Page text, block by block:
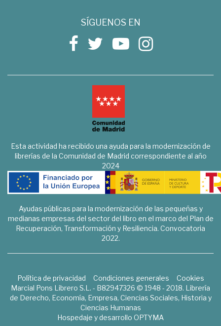
SÍGUENOS EN
Esta actividad ha recibido una ayuda para la modernización de
librerías de la Comunidad de Madrid correspondiente al año
2024
Ayudas públicas para la modernización de las pequeñas y
medianas empresas del sector del libro en el marco del Plan de
Recuperación, Transformación y Resiliencia. Convocatoria
2022.
Política de privacidad Condiciones generales
Cookies
Marcial Pons Librero S.L. - B82947326 © 1948 - 2018. Librería
de Derecho, Economía, Empresa, Ciencias Sociales, Historia y
Ciencias Humanas
Hospedaje y desarrollo OPTYMA